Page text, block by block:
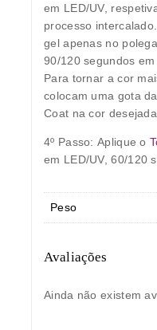
em LED/UV,
processo
gel apenas no
90/120 segundos em
Para tornar a cor
colocam uma gota
Coat na cor desejada.
4º Passo: Aplique o
em LED/UV, 60/120
Peso
Avaliações
Ainda não existem